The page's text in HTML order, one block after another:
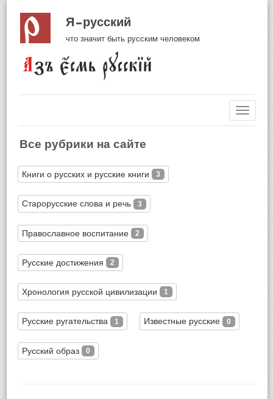
Я русский
что значит быть русским человеком
Все рубрики на сайте
Книги о русских и русские книги 3
Старорусские слова и речь 3
Православное воспитание 2
Русские достижения 2
Хронология русской цивилизации 1
Русские ругательства 1 Известные русские 0
Русский образ 0